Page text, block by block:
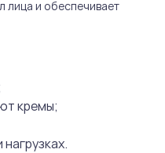
лица и обеспечивает
кремы;